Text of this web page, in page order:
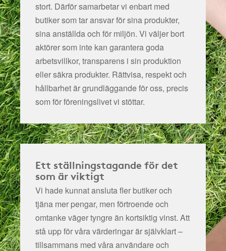
stort. Därför samarbetar vi enbart med
butiker som tar ansvar för sina produkter,
sina anställda och för miljön. Vi väljer bort
aktörer som inte kan garantera goda
arbetsvillkor, transparens i sin produktion
eller säkra produkter. Rättvisa, respekt och
hållbarhet är grundläggande för oss, precis
som för föreningslivet vi stöttar.
Ett ställningstagande för det
som är viktigt
Vi hade kunnat ansluta fler butiker och
tjäna mer pengar, men förtroende och
omtanke väger tyngre än kortsiktig vinst. Att
stå upp för våra värderingar är självklart –
tillsammans med våra användare och